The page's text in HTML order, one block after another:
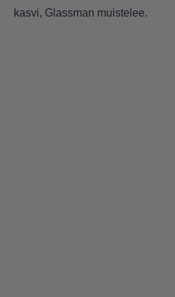
kasvi, Glassman muistelee.